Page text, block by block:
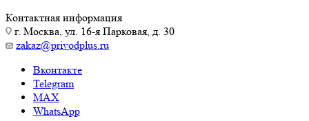
Контактная информация
г. Москва, ул. 16-я Парковая, д. 30
zakaz@privodplus.ru
Вконтакте
Telegram
MAX
WhatsApp